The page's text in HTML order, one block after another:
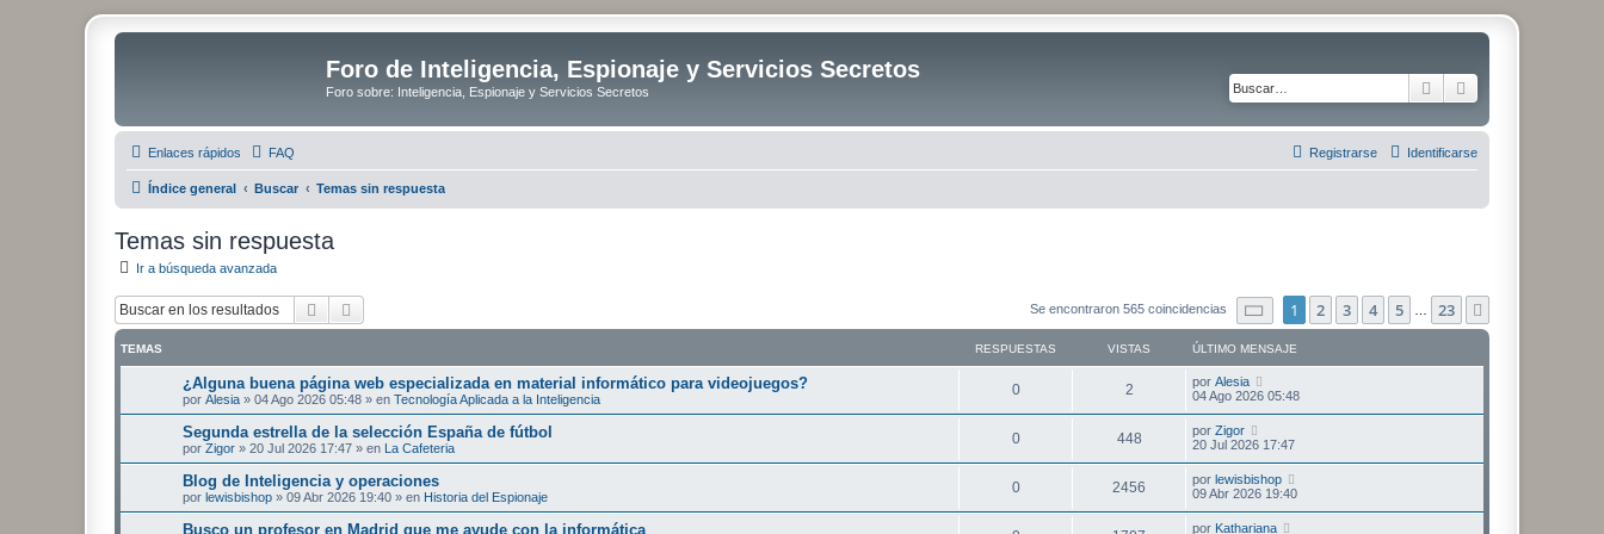
Foro de Inteligencia, Espionaje y Servicios Secretos
Foro sobre: Inteligencia, Espionaje y Servicios Secretos Buscar
Enlaces rápidos FAQ Identificarse
Registrarse
Índice general Buscar Temas sin respuesta
Temas sin respuesta
Ir a búsqueda avanzada
Buscar Se encontraron 565 coincidencias Página1 de 23
1 2 3 4 5 23
TEMAS RESPUESTAS VISTAS ÚLTIMO MENSAJE
¿Alguna buena página web especializada en material informático para videojuegos?
por Alesia » 04 Ago 2026 05:48 » en Tecnología Aplicada a la Inteligencia
0R
e
p
u
2V
i
t
a
Ú
l
m
o
m
e
n
s
a
por Alesia
04 Ago 2026 05:48
Segunda estrella de la selección España de fútbol
por Zigor » 20 Jul 2026 17:47 » en La Cafeteria
0R
e
p
448V
i
t
Ú
l
m
o
m
e
por Zigor
20 Jul 2026 17:47
Blog de Inteligencia y operaciones
por lewisbishop » 09 Abr 2026 19:40 » en Historia del Espionaje
0R
e
2456
i
Ú
l
por lewisbishop
09 Abr 2026 19:40
Busco un profesor en Madrid que me ayude con la informática
Ú
por Kathariana